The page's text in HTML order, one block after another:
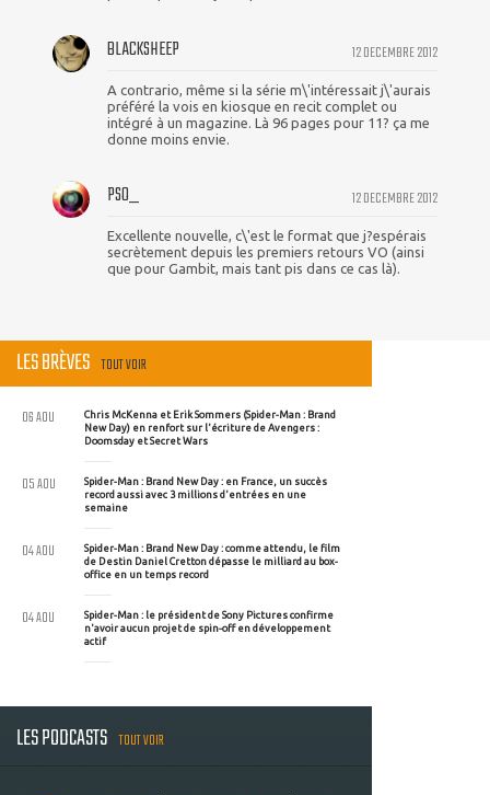
12 DECEMBRE 2012
BLACKSHEEP
A contrario, même si la série m\'intéressait j\'aurais
préféré la vois en kiosque en recit complet ou
intégré à un magazine. Là 96 pages pour 11? ça me
donne moins envie.
12 DECEMBRE 2012
PSO_
Excellente nouvelle, c\'est le format que j?espérais
secrètement depuis les premiers retours VO (ainsi
que pour Gambit, mais tant pis dans ce cas là).
LES BRÈVES TOUT VOIR
Chris McKenna et Erik Sommers (Spider-Man : Brand
New Day) en renfort sur l'écriture de Avengers :
Doomsday et Secret Wars
06 AOU
Spider-Man : Brand New Day : en France, un succès
record aussi avec 3 millions d'entrées en une
semaine
05 AOU
Spider-Man : Brand New Day : comme attendu, le film
de Destin Daniel Cretton dépasse le milliard au box-
office en un temps record
04 AOU
Spider-Man : le président de Sony Pictures confirme
n'avoir aucun projet de spin-off en développement
actif
04 AOU
LES PODCASTS TOUT VOIR